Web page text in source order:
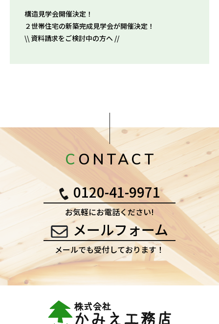
構造見学会開催決定！
２世帯住宅の新築完成見学会が開催決定！
\\ 資料請求をご検討中の方へ //
CONTACT
0120-41-9971
お気軽にお電話ください!
メールフォーム
メールでも受付しております！